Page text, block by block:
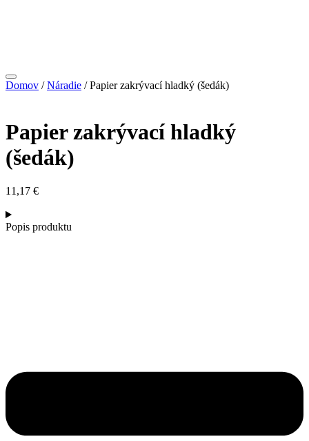
Domov /Náradie / Papier zakrývací hladký (šedák)
Papier zakrývací hladký
(šedák)
11,17 €
Popis produktu